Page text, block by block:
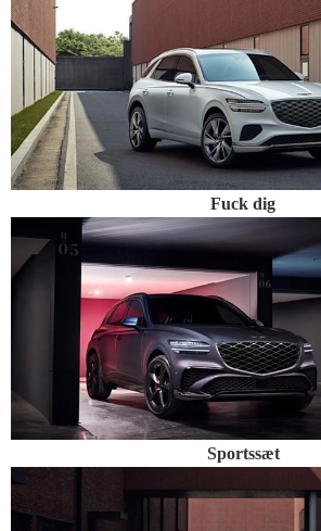
Fuck dig
Sportssæt